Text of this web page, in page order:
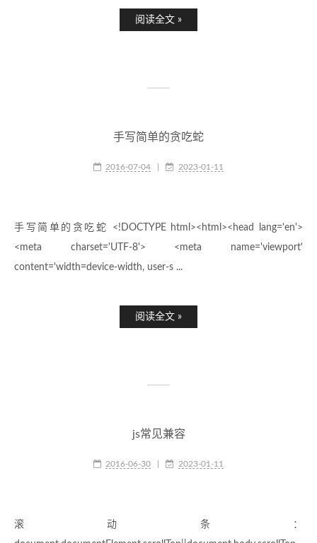
阅读全文 »
手写简单的贪吃蛇
2016-07-04 2023-01-11
手写简单的贪吃蛇 <!DOCTYPE html><html><head lang='en'>
<meta charset='UTF-8'> <meta name='viewport'
content='width=device-width, user-s ...
阅读全文 »
js常见兼容
2016-06-30 2023-01-11
滚动条：